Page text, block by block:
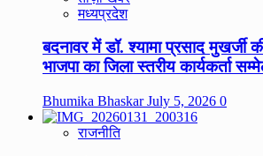
मध्यप्रदेश
बदनावर में डॉ. श्यामा प्रसाद मुखर्जी
भाजपा का जिला स्तरीय कार्यकर्ता
Bhumika BhaskarJuly 5, 2026 0
राजनीति